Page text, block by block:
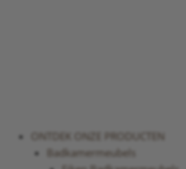
ONTDEK ONZE PRODUCTEN
Badkamermeubels